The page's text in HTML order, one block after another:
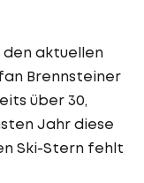
aktuellen
Brennsteiner
über 30,
Jahr diese
Ski-Stern fehlt